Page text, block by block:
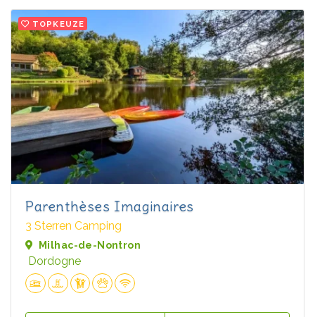
TOPKEUZE
Parenthèses Imaginaires
3 Sterren Camping
Milhac-de-Nontron
Dordogne